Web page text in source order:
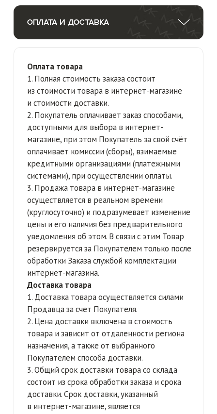
состоит из срока обработки заказа и срока
доставки. Срок доставки, указанный
в согласованные сроки доставки.
Доставленный Товар передается
покупателю, а при его отсутствии — любому
лицу, предъявившему подтверждение
Заказа или иной документ, подтверждающий
оформление доставки Товара.
5. Право собственности и риск случайной
гибели, утраты или повреждения товара
переходит к Покупателю с момента
передачи Товара Покупателю или его
6. Самовывоз Покупатель может
осуществлять из всех магазинов Продавца
собственной розничной сети.
7. Продавец со своей стороны старается
максимально соблюдать согласованные
сроки доставки. Продавец не несет
ответственность за возможные задержки
в доставке ввиду непредвиденных
обстоятельств, произошедших не по вине
Продавца, которые невозможно было
предусмотреть.
8. Принимая Товар без замечаний,
Покупатель или Представитель покупателя
подтверждает, что не имеет претензий
к наименованию, количеству, внешнему виду
и комплектности Товара, а также с тем, что
ознакомлен с правилами возврата и обмена
Товара.
9. После отправки Товара транспортной
компанией Продавец, по запросу
Покупателя, сообщает Покупателю данные
транспортной компании и данные,
необходимые для идентификации груза
(товара).
10. При приёме Товара Покупатель обязан
осмотреть Товар на предмет наличия
и целостности упаковки. В случае
повреждений упаковки и иных дефектов
Покупатель обязан сделать